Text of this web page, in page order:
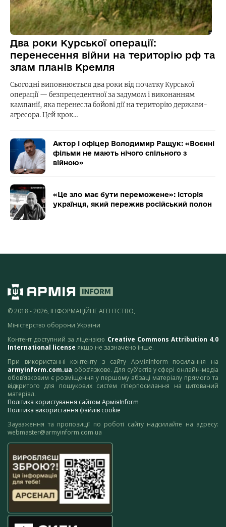
Два роки Курської операції:
перенесення війни на територію рф та
злам планів Кремля
Сьогодні виповнюється два роки від початку Курської
операції — безпрецедентної за задумом і виконанням
кампанії, яка перенесла бойові дії на територію держави-
агресора. Цей крок…
Актор і офіцер Володимир Ращук: «Воєнні
фільми не мають нічого спільного з
війною»
«Це зло має бути переможене»: історія
українця, який пережив російський полон
© 2018 - 2026, ІНФОРМАЦІЙНЕ АГЕНТСТВО,
Міністерство оборони України
Контент доступний за ліцензією Creative Commons Attribution 4.0
International license якщо не зазначено інше.
При використанні контенту з сайту АрміяInform посилання на
armyinform.com.ua обов’язкове. Для суб’єктів у сфері онлайн-медіа
обов’язковим є розміщення у першому абзаці матеріалу прямого та
відкритого для пошукових систем гіперпосилання на цитований
матеріал.
Політика користування сайтом АрміяInform
Політика використання файлів cookie
Зауваження та пропозиції по роботі сайту надсилайте на адресу:
webmaster@armyinform.com.ua